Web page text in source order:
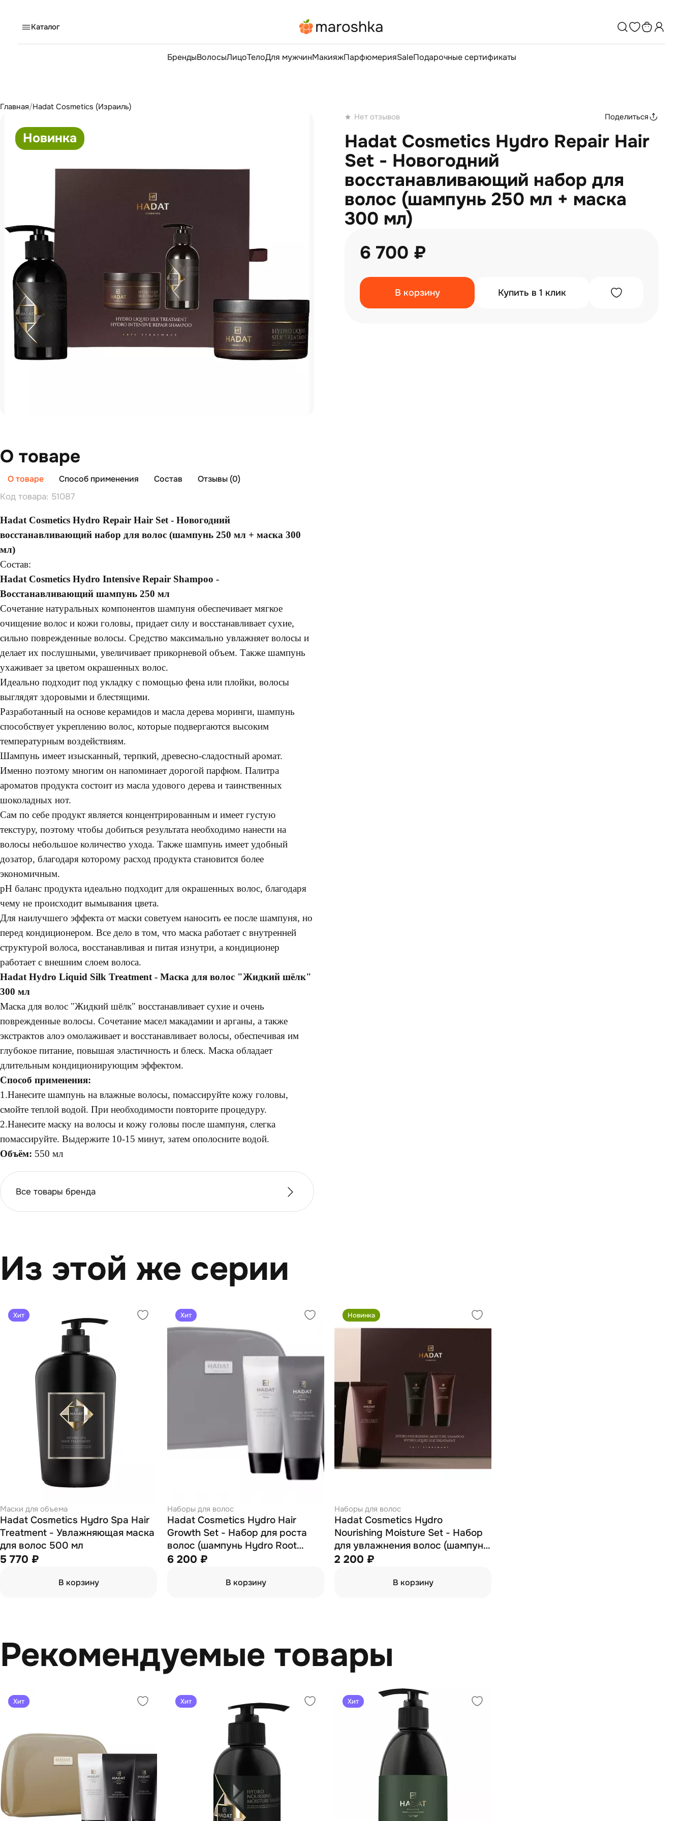
Каталог
БрендыВолосыЛицоТелоДля мужчинМакияжПарфюмерияSaleПодарочные сертификаты
Главная/Hadat Cosmetics (Израиль)
Новинка
Нет отзывов Поделиться
Hadat Cosmetics Hydro Repair Hair
Set - Новогодний
восстанавливающий набор для
волос (шампунь 250 мл + маска
300 мл)
6 700 ₽
В корзину Купить в 1 клик
О товаре
О товаре Способ применения Состав
Отзывы (0)
Код товара: 51087
Hadat Cosmetics Hydro Repair Hair Set - Новогодний
восстанавливающий набор для волос (шампунь 250 мл + маска 300
мл)
Состав:
Hadat Cosmetics Hydro Intensive Repair Shampoo -
Восстанавливающий шампунь 250 мл
Сочетание натуральных компонентов шампуня обеспечивает мягкое
очищение волос и кожи головы, придает силу и восстанавливает сухие,
сильно поврежденные волосы. Средство максимально увлажняет волосы и
делает их послушными, увеличивает прикорневой объем. Также шампунь
ухаживает за цветом окрашенных волос.
Идеально подходит под укладку с помощью фена или плойки, волосы
выглядят здоровыми и блестящими.
Разработанный на основе керамидов и масла дерева моринги, шампунь
способствует укреплению волос, которые подвергаются высоким
температурным воздействиям.
Шампунь имеет изысканный, терпкий, древесно-сладостный аромат.
Именно поэтому многим он напоминает дорогой парфюм. Палитра
ароматов продукта состоит из масла удового дерева и таинственных
шоколадных нот.
Сам по себе продукт является концентрированным и имеет густую
текстуру, поэтому чтобы добиться результата необходимо нанести на
волосы небольшое количество ухода. Также шампунь имеет удобный
дозатор, благодаря которому расход продукта становится более
экономичным.
pH баланс продукта идеально подходит для окрашенных волос, благодаря
чему не происходит вымывания цвета.
Для наилучшего эффекта от маски советуем наносить ее после шампуня, но
перед кондиционером. Все дело в том, что маска работает с внутренней
структурой волоса, восстанавливая и питая изнутри, а кондиционер
работает с внешним слоем волоса.
Hadat Hydro Liquid Silk Treatment - Маска для волос "Жидкий шёлк"
300 мл
Маска для волос "Жидкий шёлк" восстанавливает сухие и очень
поврежденные волосы. Сочетание масел макадамии и арганы, а также
экстрактов алоэ омолаживает и восстанавливает волосы, обеспечивая им
глубокое питание, повышая эластичность и блеск. Маска обладает
длительным кондиционирующим эффектом.
Способ применения:
1.Нанесите шампунь на влажные волосы, помассируйте кожу головы,
смойте теплой водой. При необходимости повторите процедуру.
2.Нанесите маску на волосы и кожу головы после шампуня, слегка
помассируйте. Выдержите 10-15 минут, затем ополосните водой.
Объём: 550 мл
Все товары бренда
Из этой же серии
Хит
Маски для объема
Hadat Cosmetics Hydro Spa Hair
Treatment - Увлажняющая маска
для волос 500 мл
5 770 ₽
В корзину
Хит
Наборы для волос
Hadat Cosmetics Hydro Hair
Growth Set - Набор для роста
волос (шампунь Hydro Root
Strengthening Shampoo 70мл +
70мл + кондиционер Hydro
6 200 ₽
В корзину
Новинка
Наборы для волос
Hadat Cosmetics Hydro
Nourishing Moisture Set - Набор
для увлажнения волос (шампунь
70 мл; маска 70 мл)
2 200 ₽
В корзину
Рекомендуемые товары
Хит Хит Хит